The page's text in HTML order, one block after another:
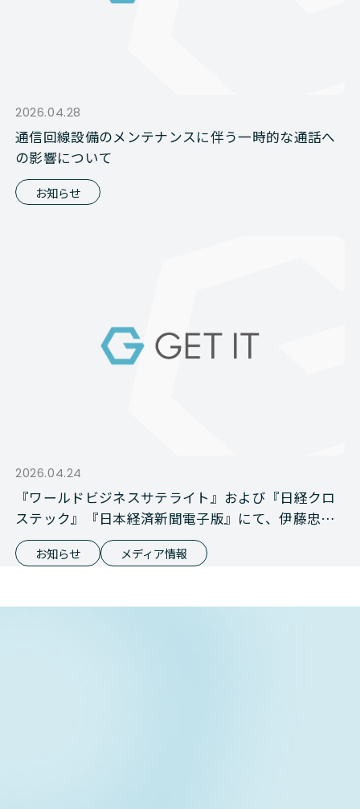
2026.04.28
通信回線設備のメンテナンスに伴う一時的な通話へ
の影響について
お知らせ
2026.04.24
『ワールドビジネスサテライト』および『日経クロ
ステック』『日本経済新聞電子版』にて、伊藤忠商
事との資本業務提携が報じられました
お知らせ メディア情報